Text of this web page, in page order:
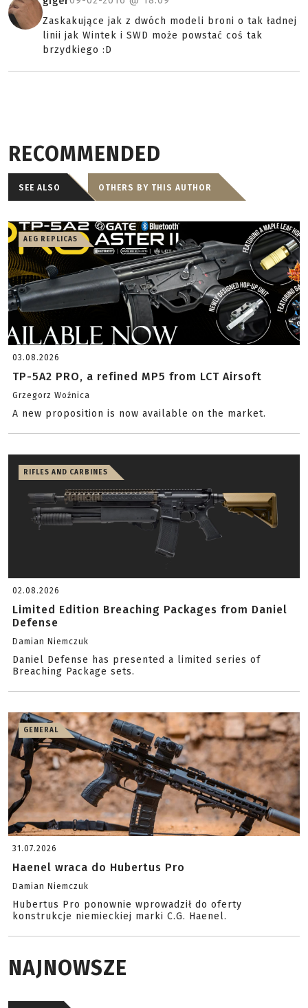
Zaskakujące jak z dwóch modeli broni o tak ładnej
linii jak Wintek i SWD może powstać coś tak
brzydkiego :D
RECOMMENDED
SEE ALSO OTHERS BY THIS AUTHOR
AEG REPLICAS
03.08.2026
TP-5A2 PRO, a refined MP5 from LCT Airsoft
Grzegorz Woźnica
A new proposition is now available on the market.
RIFLES AND CARBINES
02.08.2026
Limited Edition Breaching Packages from Daniel
Defense
Damian Niemczuk
Daniel Defense has presented a limited series of
Breaching Package sets.
GENERAL
31.07.2026
Haenel wraca do Hubertus Pro
Damian Niemczuk
Hubertus Pro ponownie wprowadził do oferty
konstrukcje niemieckiej marki C.G. Haenel.
NAJNOWSZE